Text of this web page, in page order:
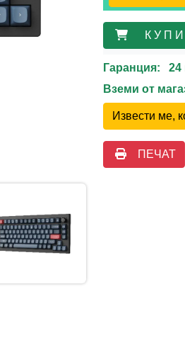
К У П
Гаранция: 24
Вземи от
Извести ме,
ПЕЧАТ